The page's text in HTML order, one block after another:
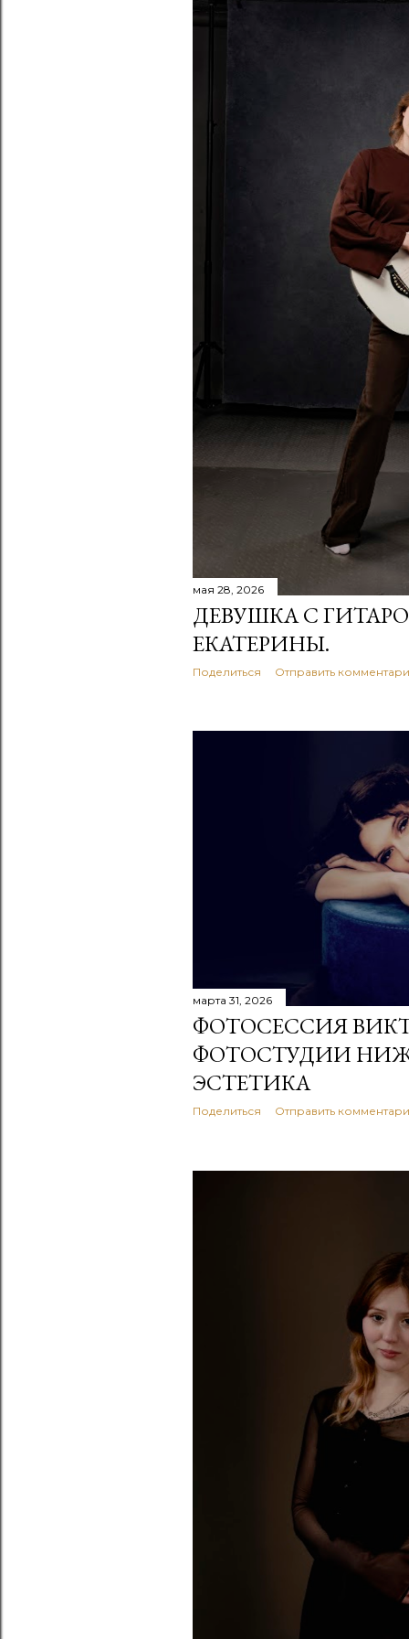
мая 28, 2026
ДЕВУШКА С
ЕКАТЕРИНЫ.
Поделиться Отправить
марта 31, 2026
ФОТОСЕССИЯ
ФОТОСТУДИИ
ЭСТЕТИКА
Поделиться Отправить